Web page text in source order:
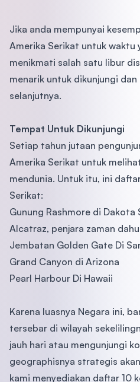
Jika anda mempunyai
Amerika Serikat untuk waktu
menikmati salah satu libur
menarik untuk dikunjungi
selanjutnya.
Tempat Untuk Dikunjungi
Setiap tahun jutaan
Amerika Serikat untuk
mendunia. Untuk itu, ini
Serikat:
Gunung Rashmore di Dakota
Alcatraz, penjara zaman
Jembatan Golden Gate Di
Grand Canyon di Arizona
Pearl Harbour Di Hawaii
Karena luasnya Negara ini,
tersebar di wilayah
jauh hari atau mengunjungi
geographisnya strategis
kami menyediakan daftar 10